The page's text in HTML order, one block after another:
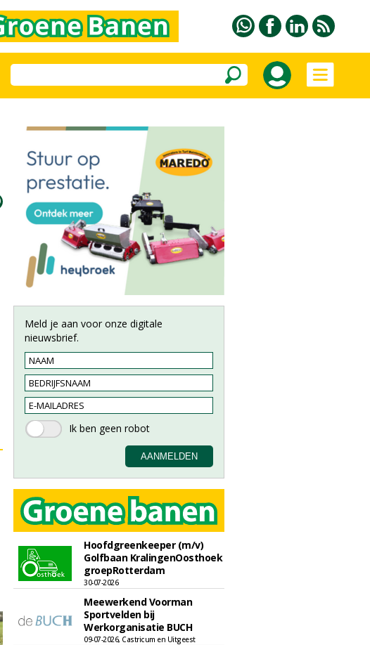
Meld je aan voor onze digitale
nieuwsbrief.
Hoofdgreenkeeper (m/v)
Golfbaan KralingenOosthoek
groepRotterdam
30-07-2026
Meewerkend Voorman
Sportvelden bij
Werkorganisatie BUCH
09-07-2026, Castricum en Uitgeest